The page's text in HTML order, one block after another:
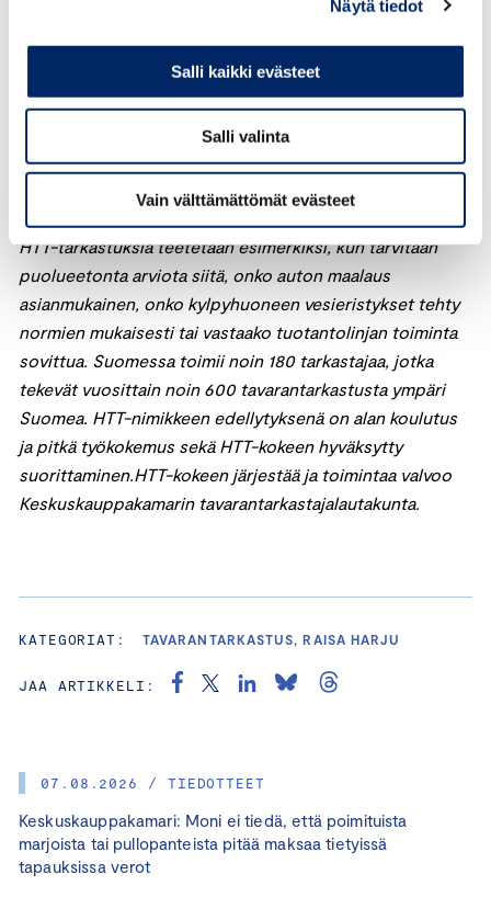
Näytä tiedot
Salli kaikki evästeet
Salli valinta
Vain välttämättömät evästeet
07.08.2026 / TIEDOTTEET
Keskuskauppakamari: Moni ei tiedä, että poimituista
marjoista tai pullopanteista pitää maksaa tietyissä
tapauksissa verot
se on siinäkin mielessä hyvä dokumentti myyntiä
ajatellen”, vinkkaa Keskuskauppakamarin lakimies Raisa
Harju muistuttaa, että moottoripyörän asianmukaisella
huollolla on merkitystä moottoripyörän arvon säilymisen
HTT-tarkastuksia teetetään esimerkiksi, kun tarvitaan
puolueetonta arviota siitä, onko auton maalaus
asianmukainen, onko kylpyhuoneen vesieristykset tehty
normien mukaisesti tai vastaako tuotantolinjan toiminta
sovittua. Suomessa toimii noin 180 tarkastajaa, jotka
tekevät vuosittain noin 600 tavarantarkastusta ympäri
Suomea. HTT-nimikkeen edellytyksenä on alan koulutus
ja pitkä työkokemus sekä HTT-kokeen hyväksytty
suorittaminen.HTT-kokeen järjestää ja toimintaa valvoo
Keskuskauppakamarin tavarantarkastajalautakunta.
KATEGORIAT: TAVARANTARKASTUS, RAISA HARJU
JAA ARTIKKELI: